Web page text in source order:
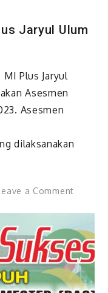
Jaryul Ulum
MI Plus Jaryul
Asesmen
Asesmen
dilaksanakan
a Commenton
MI
Plus
Jaryul
Ulum